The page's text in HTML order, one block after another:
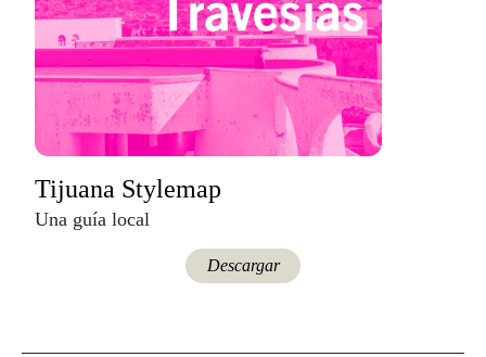
Tijuana Stylemap
Una guía local
Descargar